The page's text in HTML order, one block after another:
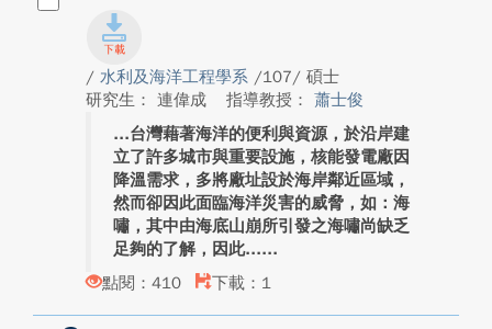
/ 水利及海洋工程學系 /107/ 碩士
研究生： 連偉成
指導教授： 蕭士俊
台灣藉著海洋的便利與資源，於沿岸建
立了許多城市與重要設施，核能發電廠因
降溫需求，多將廠址設於海岸鄰近區域，
然而卻因此面臨海洋災害的威脅，如：海
嘯，其中由海底山崩所引發之海嘯尚缺乏
足夠的了解，因此...
點閱：410
下載：1